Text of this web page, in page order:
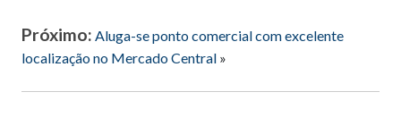
Próximo: Aluga-se ponto comercial com excelente
localização no Mercado Central »